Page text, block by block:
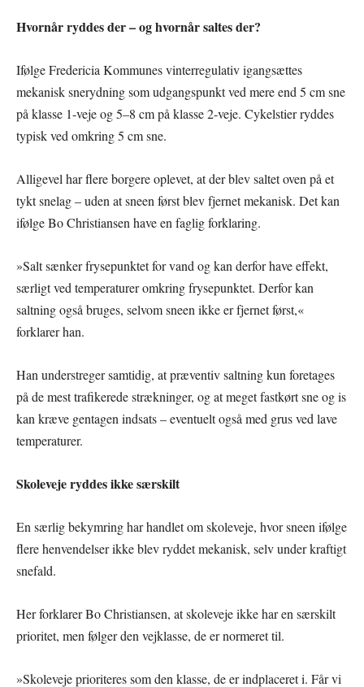
Hvornår ryddes der – og hvornår saltes der?
Ifølge Fredericia Kommunes vinterregulativ igangsættes
mekanisk snerydning som udgangspunkt ved mere end 5 cm sne
på klasse 1-veje og 5–8 cm på klasse 2-veje. Cykelstier ryddes
typisk ved omkring 5 cm sne.
Alligevel har flere borgere oplevet, at der blev saltet oven på et
tykt snelag – uden at sneen først blev fjernet mekanisk. Det kan
ifølge Bo Christiansen have en faglig forklaring.
»Salt sænker frysepunktet for vand og kan derfor have effekt,
særligt ved temperaturer omkring frysepunktet. Derfor kan
saltning også bruges, selvom sneen ikke er fjernet først,«
forklarer han.
Han understreger samtidig, at præventiv saltning kun foretages
på de mest trafikerede strækninger, og at meget fastkørt sne og is
kan kræve gentagen indsats – eventuelt også med grus ved lave
temperaturer.
Skoleveje ryddes ikke særskilt
En særlig bekymring har handlet om skoleveje, hvor sneen ifølge
flere henvendelser ikke blev ryddet mekanisk, selv under kraftigt
snefald.
Her forklarer Bo Christiansen, at skoleveje ikke har en særskilt
prioritet, men følger den vejklasse, de er normeret til.
»Skoleveje prioriteres som den klasse, de er indplaceret i. Får vi